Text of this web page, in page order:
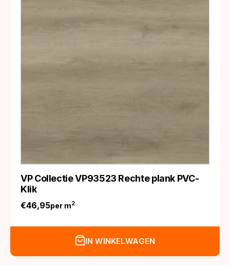
VP Collectie VP93523 Rechte plank PVC-
Klik
€46,95per m2
IN WINKELWAGEN